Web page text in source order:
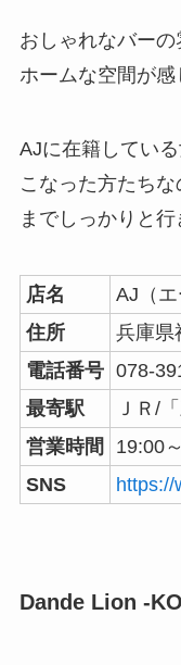
おしゃれなバー
ホームな空間が感
AJに在籍してい
こなった方たち
までしっかりと行
店名
AJ（エ
住所
兵庫
電話番号 078-
最寄駅
ＪＲ/
営業時間
19:00
SNS
Dande Lion -